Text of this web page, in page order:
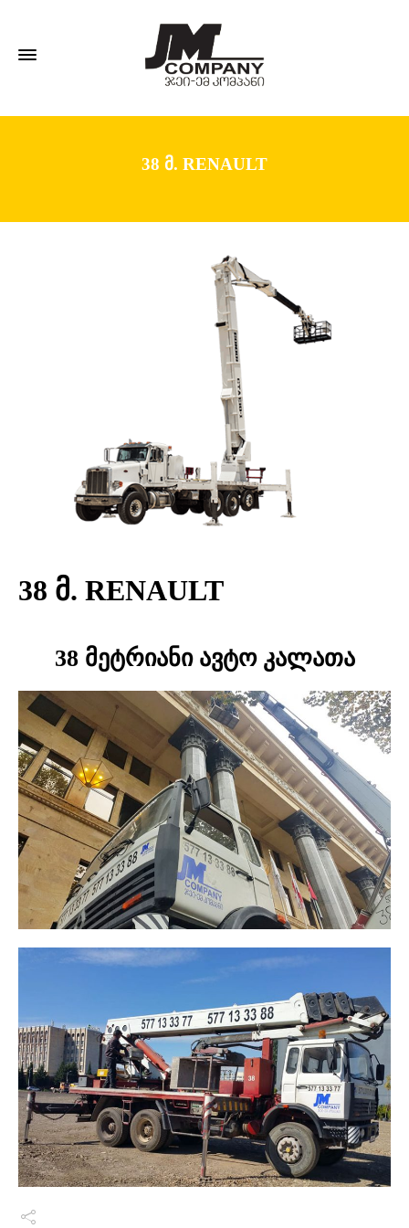
38 მ. RENAULT
38 მ. RENAULT
38 მეტრიანი ავტო კალათა